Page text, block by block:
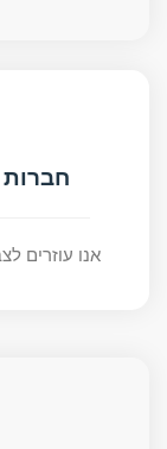
חברות
אנו עוזרים